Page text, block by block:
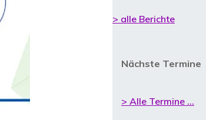
> alle Berichte
Nächste Termine
> Alle Termine ...